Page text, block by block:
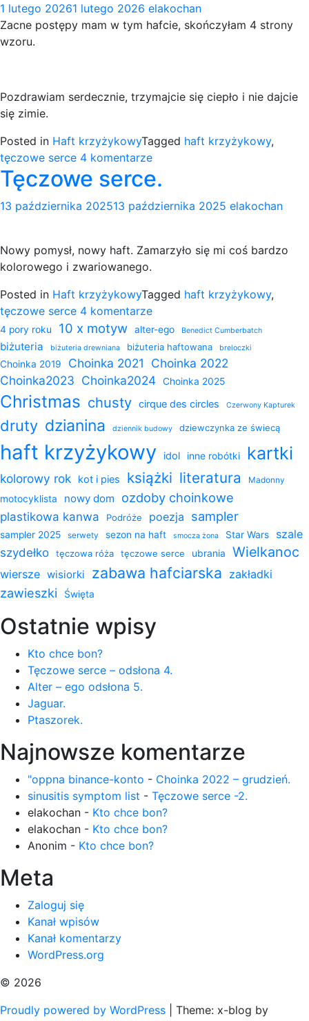
–
3.
1 lutego 20261 lutego 2026 elakochan
Zacne postępy mam w tym hafcie, skończyłam 4 strony
wzoru.
Pozdrawiam serdecznie, trzymajcie się ciepło i nie dajcie
się zimie.
Posted in Haft krzyżykowyTagged haft krzyżykowy,
tęczowe serce 4 komentarzedo
Tęczowe
serce
-2.
Tęczowe serce.
13 października 202513 października 2025 elakochan
Nowy pomysł, nowy haft. Zamarzyło się mi coś bardzo
kolorowego i zwariowanego.
Posted in Haft krzyżykowyTagged haft krzyżykowy,
tęczowe serce 4 komentarzedo
Tęczowe
serce.
4 pory roku 10 x motyw alter-ego Benedict Cumberbatch
biżuteria biżuteria drewniana biżuteria haftowana breloczki
Choinka 2019 Choinka 2021
Choinka 2022
Choinka2023 Choinka2024 Choinka 2025
Christmas chusty cirque des circles Czerwony Kapturek
druty dzianina dziennik budowy dziewczynka ze świecą
haft krzyżykowy idol inne robótki kartki
kolorowy rok kot i pies książki literatura Madonny
motocyklista nowy dom ozdoby choinkowe
plastikowa kanwa Podróże poezja sampler
sampler 2025 serwety sezon na haft smocza żona Star Wars
szale
szydełko
tęczowa róża tęczowe serce ubrania Wielkanoc
wiersze wisiorki zabawa hafciarska zakładki
zawieszki Święta
Ostatnie wpisy
Kto chce bon?
Tęczowe serce – odsłona 4.
Alter – ego odsłona 5.
Jaguar.
Ptaszorek.
Najnowsze komentarze
"oppna binance-konto - Choinka 2022 – grudzień.
sinusitis symptom list - Tęczowe serce -2.
elakochan - Kto chce bon?
elakochan - Kto chce bon?
Anonim - Kto chce bon?
Meta
Zaloguj się
Kanał wpisów
Kanał komentarzy
WordPress.org
© 2026
Proudly powered by WordPress
Theme: x-blog by